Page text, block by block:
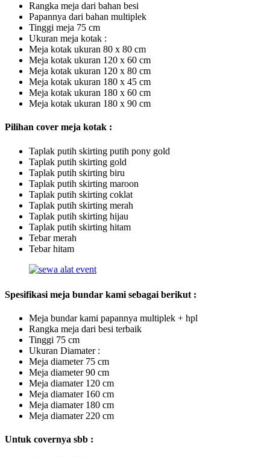
Rangka meja dari bahan besi
Papannya dari bahan multiplek
Tinggi meja 75 cm
Ukuran meja kotak :
Meja kotak ukuran 80 x 80 cm
Meja kotak ukuran 120 x 60 cm
Meja kotak ukuran 120 x 80 cm
Meja kotak ukuran 180 x 45 cm
Meja kotak ukuran 180 x 60 cm
Meja kotak ukuran 180 x 90 cm
Pilihan cover meja kotak :
Taplak putih skirting putih pony gold
Taplak putih skirting gold
Taplak putih skirting biru
Taplak putih skirting maroon
Taplak putih skirting coklat
Taplak putih skirting merah
Taplak putih skirting hijau
Taplak putih skirting hitam
Tebar merah
Tebar hitam
Spesifikasi meja bundar kami sebagai berikut :
Meja bundar kami papannya multiplek + hpl
Rangka meja dari besi terbaik
Tinggi 75 cm
Ukuran Diamater :
Meja diameter 75 cm
Meja diameter 90 cm
Meja diamater 120 cm
Meja diamater 160 cm
Meja diamater 180 cm
Meja diamater 220 cm
Untuk covernya sbb :